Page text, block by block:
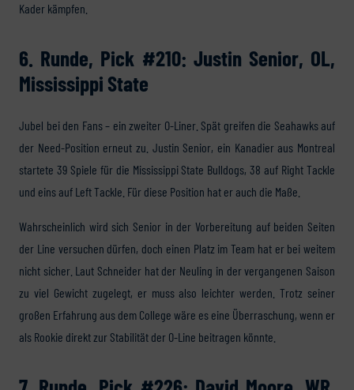
Kader kämpfen.
6. Runde, Pick #210: Justin Senior, OL,
Mississippi State
Jubel bei den Fans – ein zweiter O-Liner. Spät greifen die Seahawks auf
der Need-Position erneut zu. Justin Senior, ein Kanadier aus Montreal
startete 39 Spiele für die Mississippi State Bulldogs, 38 auf Right Tackle
und eins auf Left Tackle. Für diese Position hat er auch die Maße.
Wahrscheinlich wird sich Senior in der Vorbereitung auf beiden Seiten
der Line versuchen dürfen, doch einen Platz im Team hat er bei weitem
nicht sicher. Laut Schneider hat der Neuling in der vergangenen Saison
zu viel Gewicht zugelegt, er muss also leichter werden. Trotz seiner
großen Erfahrung aus dem College wäre es eine Überraschung, wenn er
als Rookie direkt zur Stabilität der O-Line beitragen könnte.